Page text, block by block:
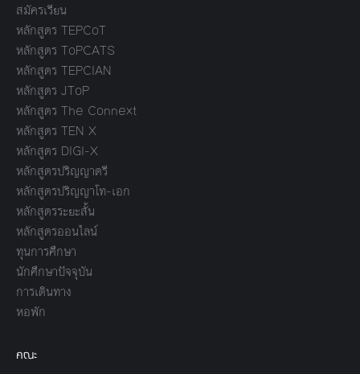
สมัครเรียน
หลักสูตร TEPCoT
หลักสูตร ToPCATS
หลักสูตร TEPCIAN
หลักสูตร JToP
หลักสูตร The Connext
หลักสูตร TEN X
หลักสูตร DIGI-X
หลักสูตรปริญญาตรี
หลักสูตรปริญญาโท-เอก
หลักสูตรระยะสั้น
หลักสูตรออนไลน์
ทุนการศึกษา
นักศึกษาปัจจุบัน
การเดินทาง
หอพัก
คณะ